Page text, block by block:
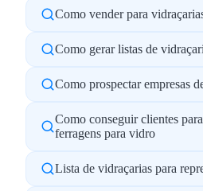
Como vender para
Como gerar listas de
Como prospectar empresas
Como conseguir clientes
ferragens para vidro
Lista de vidraçarias para